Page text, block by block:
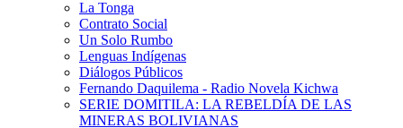
La Tonga
Contrato Social
Un Solo Rumbo
Lenguas Indígenas
Diálogos Públicos
Fernando Daquilema - Radio Novela Kichwa
SERIE DOMITILA: LA REBELDÍA DE LAS
MINERAS BOLIVIANAS